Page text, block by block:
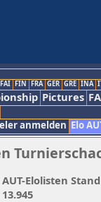
FAI FIN FRA GER GRE INA
Pictures
anmelden Elo
AUT-Elolisten
13.945